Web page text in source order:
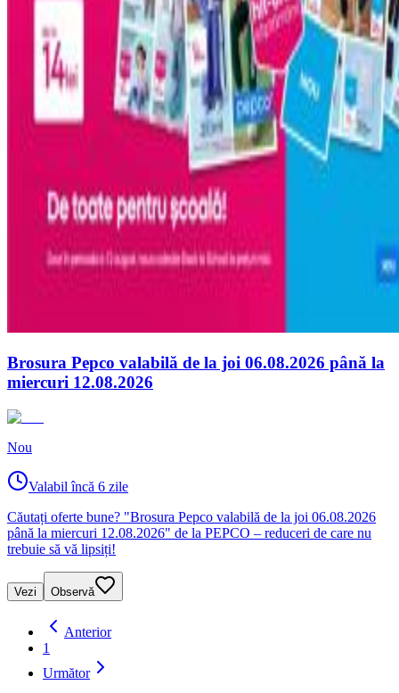
Brosura Pepco valabilă de la joi 06.08.2026 până la
miercuri 12.08.2026
Nou
Valabil încă 6 zile
Căutați oferte bune? "Brosura Pepco valabilă de la joi 06.08.2026
până la miercuri 12.08.2026" de la PEPCO – reduceri de care nu
trebuie să vă lipsiți!
Vezi Observă
Anterior
1
Următor